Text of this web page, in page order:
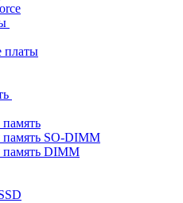
платы
память SO-DIMM
память DIMM